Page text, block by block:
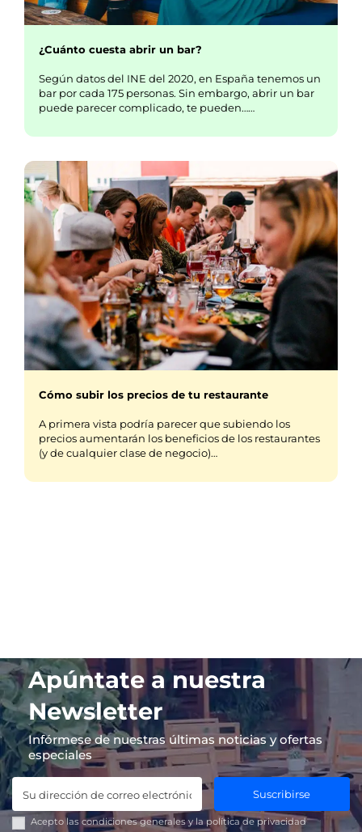
¿Cuánto cuesta abrir un bar?
Según datos del INE del 2020, en España tenemos un
bar por cada 175 personas. Sin embargo, abrir un bar
puede parecer complicado, te pueden……
Cómo subir los precios de tu restaurante
A primera vista podría parecer que subiendo los
precios aumentarán los beneficios de los restaurantes
(y de cualquier clase de negocio)…
Apúntate a nuestra
Newsletter
Infórmese de nuestras últimas noticias y ofertas
especiales
Suscribirse
Acepto las condiciones generales y lapolítica de privacidad